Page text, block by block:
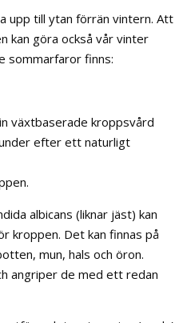
upp till ytan förrän vintern. Att
kan göra också vår vinter
sommarfaror finns:
växtbaserade kroppsvård
efter ett naturligt
albicans (liknar jäst) kan
kroppen. Det kan finnas på
mun, hals och öron.
angriper de med ett redan